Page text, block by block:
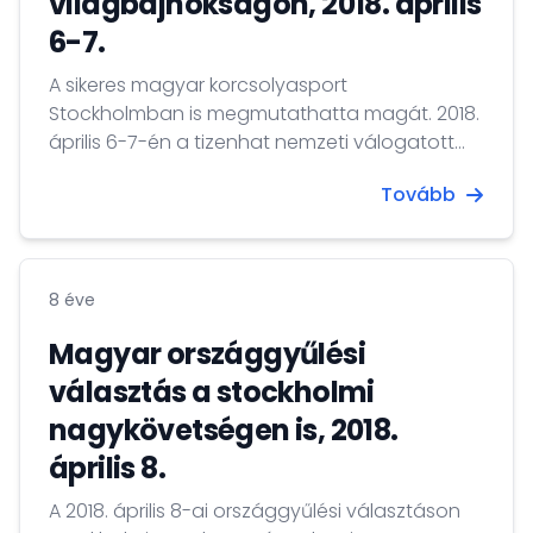
6-7.
A sikeres magyar korcsolyasport
Stockholmban is megmutathatta magát. 2018.
április 6-7-én a tizenhat nemzeti válogatott
Világbajnokságon indult a magyar nemzeti
teljesítményhez! A csapatot elkísérte a 2018.
olimpiai bajnoki címet szerzett Knoch Viktor is.
A sportolókat, edzőket, segítőket és a Magyar...
Tovább
8 éve
Magyar országgyűlési
választás a stockholmi
nagykövetségen is, 2018.
április 8.
A 2018. április 8-ai országgyűlési választáson